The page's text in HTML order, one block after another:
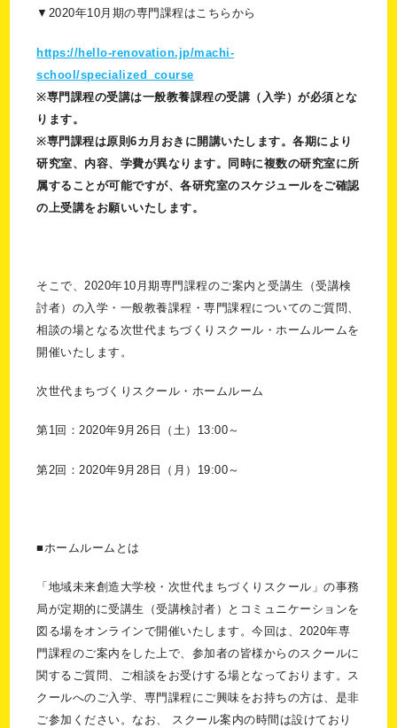
▼2020年10月期の専門課程はこちらから
https://hello-renovation.jp/machi-
school/specialized_course
※専門課程の受講は一般教養課程の受講（入学）が必須とな
ります。
※専門課程は原則6カ月おきに開講いたします。各期により
研究室、内容、学費が異なります。同時に複数の研究室に所
属することが可能ですが、各研究室のスケジュールをご確認
の上受講をお願いいたします。
そこで、2020年10月期専門課程のご案内と受講生（受講検
討者）の入学・一般教養課程・専門課程についてのご質問、
相談の場となる次世代まちづくりスクール・ホームルームを
開催いたします。
次世代まちづくりスクール・ホームルーム
第1回：2020年9月26日（土）13:00～
第2回：2020年9月28日（月）19:00～
■ホームルームとは
「地域未来創造大学校・次世代まちづくりスクール」の事務
局が定期的に受講生（受講検討者）とコミュニケーションを
図る場をオンラインで開催いたします。今回は、2020年専
門課程のご案内をした上で、参加者の皆様からのスクールに
関するご質問、ご相談をお受けする場となっております。ス
クールへのご入学、専門課程にご興味をお持ちの方は、是非
ご参加ください。なお、 スクール案内の時間は設けており